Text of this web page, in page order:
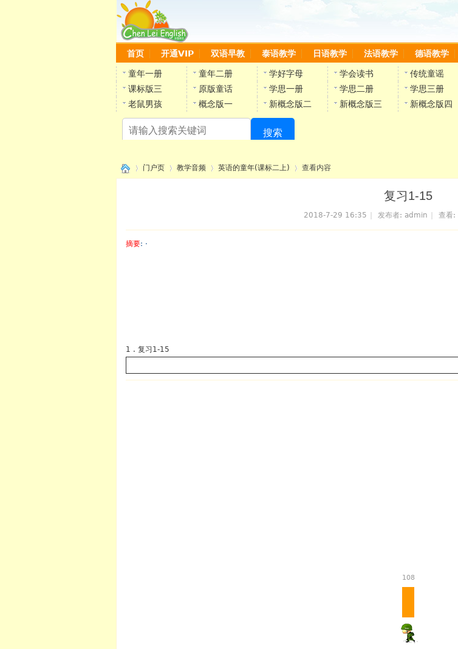
首页 开通VIP 双语早教 泰语教学 日语教学 法语教学 德语教学
童年一册 童年二册 学好字母 学会读书 传统童谣
课标版三
原版童话 学思一册 学思二册 学思三册
老鼠男孩
概念版一 新概念版二 新概念版三 新概念版四
搜索
门户页 教学音频 英语的童年(课标二上) 查看内容
复习1-15
2018-7-29 16:35 发布者: admin 查看:
摘要: ·
1 . 复习1-15
108